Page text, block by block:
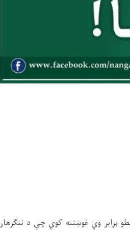
برابر وي غوښتنه کوي چې د ننګرهار